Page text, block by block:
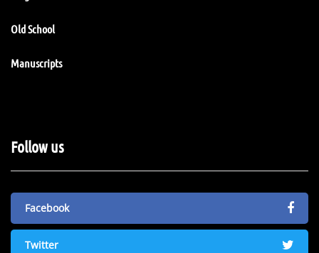
Old School
Manuscripts
Follow us
Facebook
Twitter